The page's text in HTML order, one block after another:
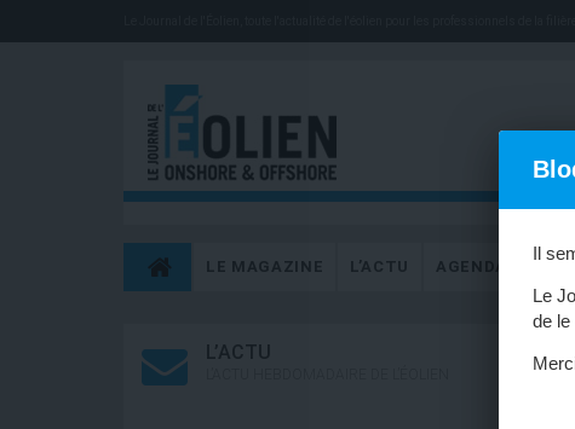
LE MAGAZINE L’ACTU AGENDA
L’ACTU
Il
Le
de le